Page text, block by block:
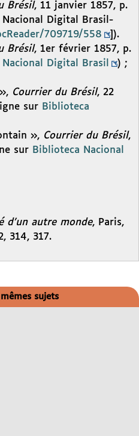
Brésil, 11 janvier 1857, p.
Digital Brasil-
709719/558
]).
Brésil, 1er février 1857, p.
Digital Brasil
) ;
Courrier du Brésil, 22
sur Biblioteca
», Courrier du Brésil,
sur Biblioteca Nacional
d’un autre monde, Paris,
314, 317.
sujets